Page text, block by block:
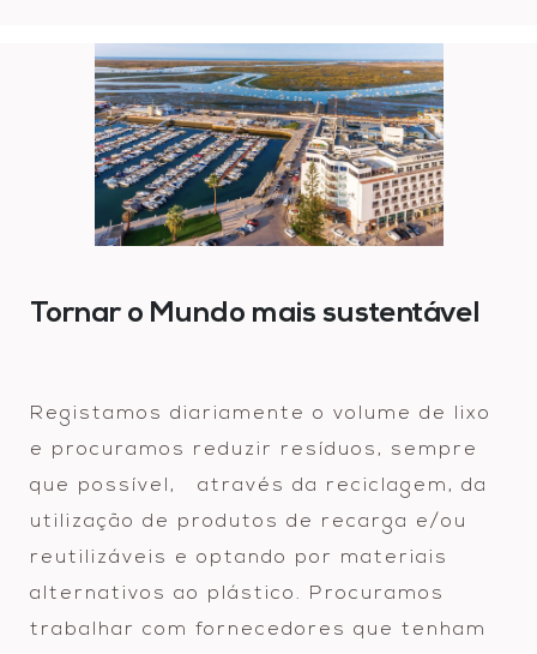
Tornar o Mundo mais sustentável
Registamos diariamente o volume de lixo
e procuramos reduzir resíduos, sempre
que possível, através da reciclagem, da
utilização de produtos de recarga e/ou
reutilizáveis e optando por materiais
alternativos ao plástico. Procuramos
trabalhar com fornecedores que tenham